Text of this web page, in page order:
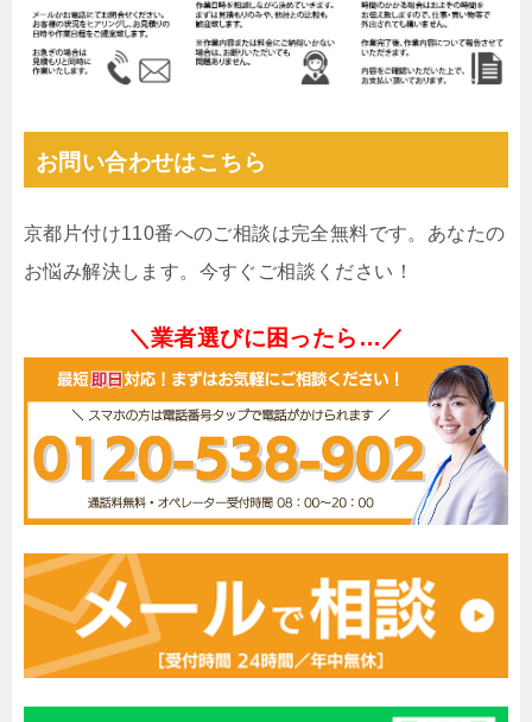
お問い合わせはこちら
京都片付け110番へのご相談は完全無料です。あなたの
お悩み解決します。今すぐご相談ください！
＼業者選びに困ったら…／